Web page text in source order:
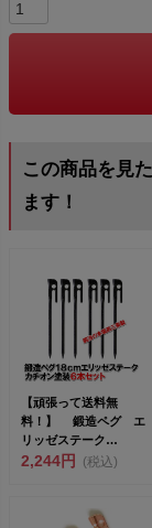
この商品を見
ます！
【頑張って送料無
料！】 鍛造ペグ エ
リッゼステーク
18cm 6本セット
2,244円 (税込)